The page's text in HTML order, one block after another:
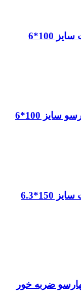
پیچگوشتی ضربه خور و آچارخور تخت سایز 100*6
پیچگوشتی ضربه خور و آچارخور چهارسو سایز 100*6
پیچگوشتی ضربه خور و آچارخور تخت سایز 150*6.3
ضربه خور